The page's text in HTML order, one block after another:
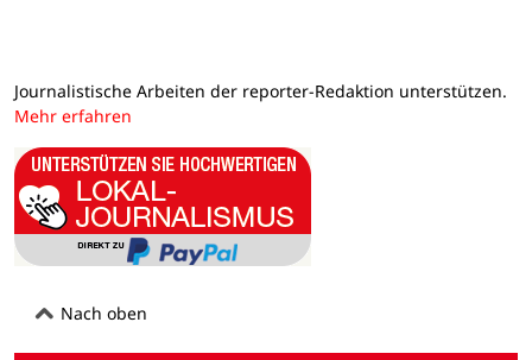
Journalistische Arbeiten der reporter-Redaktion unterstützen.
Mehr erfahren
Nach oben